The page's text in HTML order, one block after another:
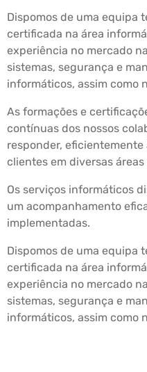
Dispomos de uma equipa
certificada na área
experiência no mercado
sistemas, segurança e
informáticos, assim como
As formações e
contínuas dos nossos
responder, eficientemente
clientes em diversas
Os serviços informáticos
um acompanhamento
implementadas.
Dispomos de uma equipa
certificada na área
experiência no mercado
sistemas, segurança e
informáticos, assim como